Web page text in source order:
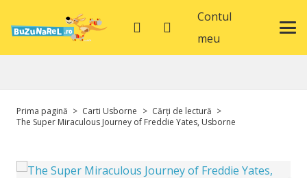
Contul
meu
Prima pagină > Carti Usborne > Cărți de lectură >
The Super Miraculous Journey of Freddie Yates, Usborne